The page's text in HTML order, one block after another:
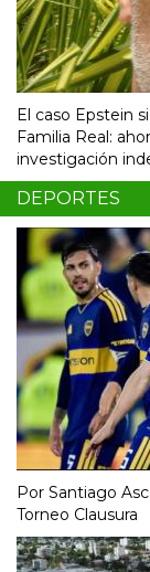
El caso Epstein
Familia Real:
investigación
DEPORTES
Por Santiago
Torneo Clausura